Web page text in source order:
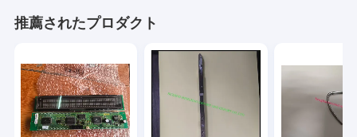
推薦されたプロダクト